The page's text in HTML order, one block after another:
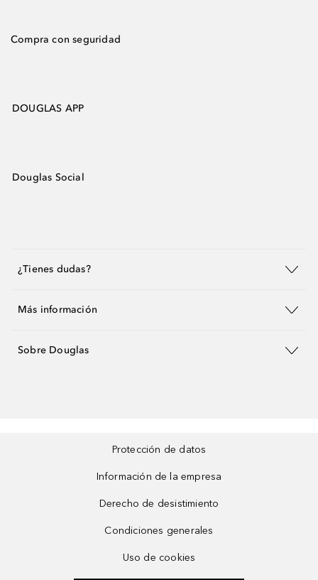
Compra con seguridad
DOUGLAS APP
Douglas Social
¿Tienes dudas?
Más información
Sobre Douglas
Protección de datos
Información de la empresa
Derecho de desistimiento
Condiciones generales
Uso de cookies